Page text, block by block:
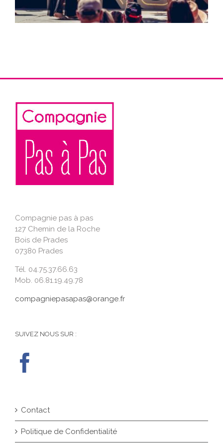
Compagnie pas à pas
127 Chemin de la Roche
Bois de Prades
07380 Prades
Tél. 04.75.37.66.63
Mob. 06.81.19.49.78
compagniepasapas@orange.fr
SUIVEZ NOUS SUR :
Contact
Politique de Confidentialité